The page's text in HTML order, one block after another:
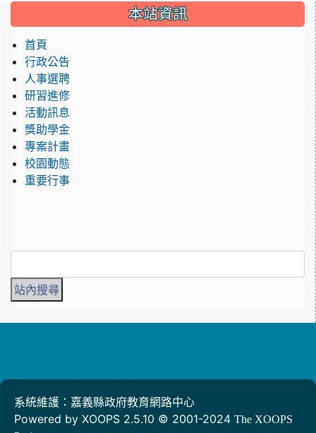
::: 本站資訊
首頁
行政公告
人事選聘
研習進修
活動訊息
獎助學金
專案計畫
校園動態
重要行事
系統維護：嘉義縣政府教育網路中心
Powered by XOOPS 2.5.10 © 2001-2024 The XOOPS